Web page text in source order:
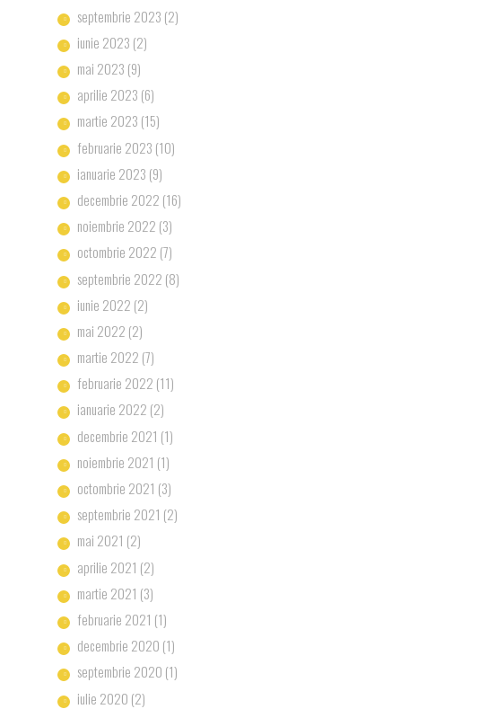
septembrie 2023 (2)
iunie 2023 (2)
mai 2023 (9)
aprilie 2023 (6)
martie 2023 (15)
februarie 2023 (10)
ianuarie 2023 (9)
decembrie 2022 (16)
noiembrie 2022 (3)
octombrie 2022 (7)
septembrie 2022 (8)
iunie 2022 (2)
mai 2022 (2)
martie 2022 (7)
februarie 2022 (11)
ianuarie 2022 (2)
decembrie 2021 (1)
noiembrie 2021 (1)
octombrie 2021 (3)
septembrie 2021 (2)
mai 2021 (2)
aprilie 2021 (2)
martie 2021 (3)
februarie 2021 (1)
decembrie 2020 (1)
septembrie 2020 (1)
iulie 2020 (2)